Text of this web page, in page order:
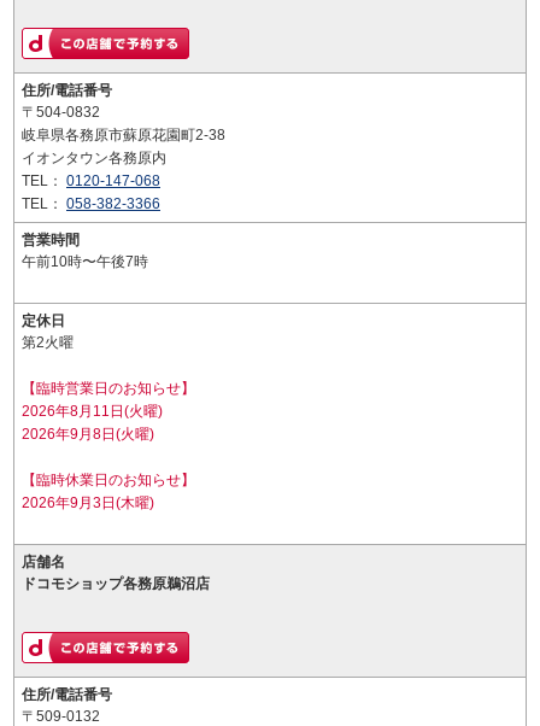
住所/電話番号
〒504-0832
岐阜県各務原市蘇原花園町2-38
イオンタウン各務原内
TEL： 0120-147-068
TEL： 058-382-3366
営業時間
午前10時〜午後7時
定休日
第2火曜
【臨時営業日のお知らせ】
2026年8月11日(火曜)
2026年9月8日(火曜)
【臨時休業日のお知らせ】
2026年9月3日(木曜)
店舗名
ドコモショップ各務原鵜沼店
住所/電話番号
〒509-0132